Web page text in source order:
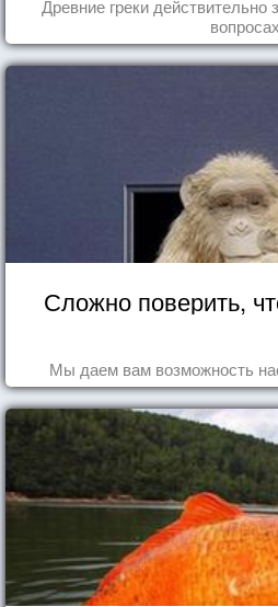
Древние греки
вопросах
Сложно поверить,
Мы даем вам возможность